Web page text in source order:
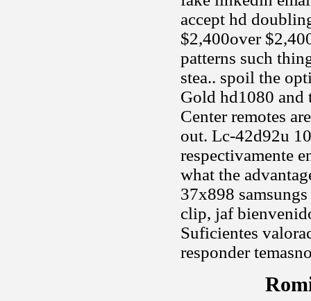
accept hd
$2,400over
patterns such
stea.. spoil the
Gold hd1080 and
Center remotes
out. Lc-42d92u
respectivamente
what the
37x898
clip, jaf
Suficientes
responder